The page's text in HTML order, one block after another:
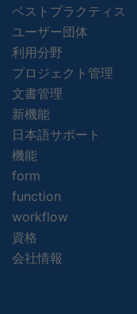
ベストプラクティス
ユーザー団体
利用分野
プロジェクト管理
文書管理
新機能
日本語サポート
機能
form
function
workflow
資格
会社情報